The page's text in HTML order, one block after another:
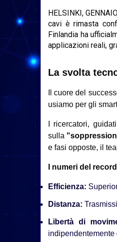
HELSINKI,
cavi è rimasta
Finlandia ha
applicazioni reali,
La svolta
Il cuore del
usiamo per gli
I ricercatori,
sulla
e fasi opposte, il
I numeri del
Efficienza:
Distanza:
Libertà di